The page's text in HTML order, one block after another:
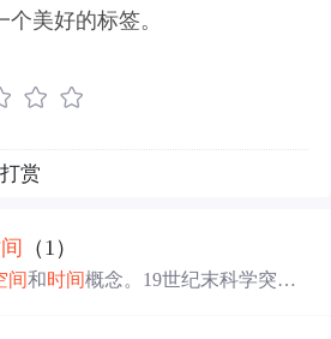
美好的标签。
打赏
（1）
间和时间概念。19世纪末科学突破